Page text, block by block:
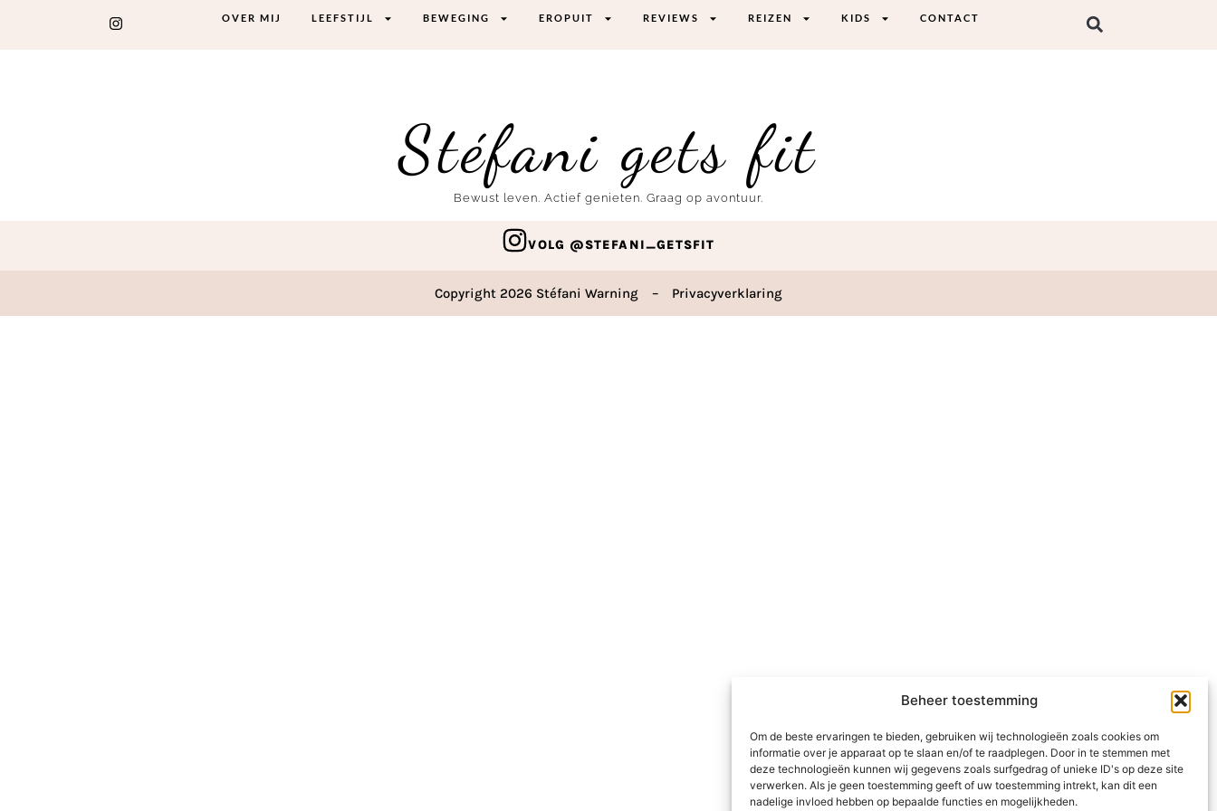
Beheer toestemming
Om de beste ervaringen te bieden, gebruiken wij technologieën zoals cookies om
informatie over je apparaat op te slaan en/of te raadplegen. Door in te stemmen met
deze technologieën kunnen wij gegevens zoals surfgedrag of unieke ID's op deze site
verwerken. Als je geen toestemming geeft of uw toestemming intrekt, kan dit een
nadelige invloed hebben op bepaalde functies en mogelijkheden.
OVER MIJ LEEFSTIJL BEWEGING EROPUIT REVIEWS REIZEN KIDS CONTACT
Stéfani gets fit
Bewust leven. Actief genieten. Graag op avontuur.
VOLG @STEFANI_GETSFIT
Copyright 2026 Stéfani Warning – Privacyverklaring